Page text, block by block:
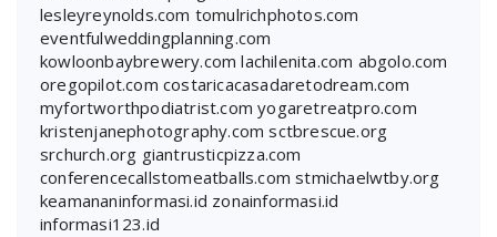
lesleyreynolds.com tomulrichphotos.com
eventfulweddingplanning.com
kowloonbaybrewery.com lachilenita.com abgolo.com
oregopilot.com costaricacasadaretodream.com
myfortworthpodiatrist.com yogaretreatpro.com
kristenjanephotography.com sctbrescue.org
srchurch.org giantrusticpizza.com
conferencecallstomeatballs.com stmichaelwtby.org
keamananinformasi.id zonainformasi.id
informasi123.id